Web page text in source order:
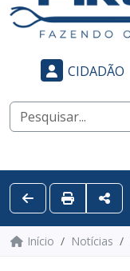
CIDADÃO
Início Notícias